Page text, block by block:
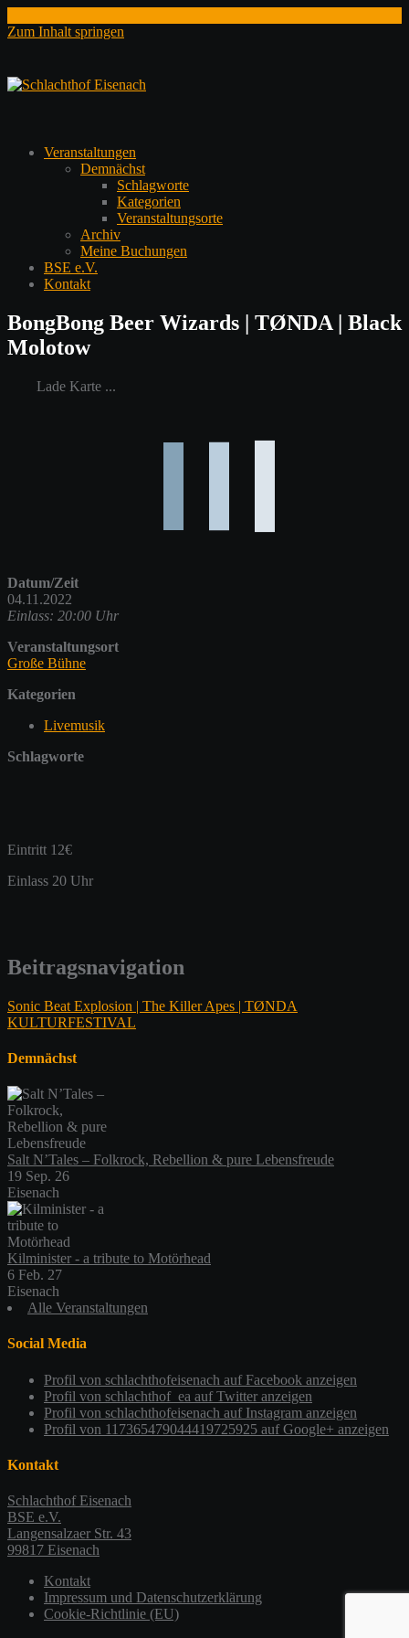
Zum Inhalt springen
Veranstaltungen
Demnächst
Schlagworte
Kategorien
Veranstaltungsorte
Archiv
Meine Buchungen
BSE e.V.
Kontakt
BongBong Beer Wizards | TØNDA | Black
Molotow
Lade Karte ...
Datum/Zeit
04.11.2022
Einlass: 20:00 Uhr
Veranstaltungsort
Große Bühne
Kategorien
Livemusik
Schlagworte
Eintritt 12€
Einlass 20 Uhr
Beitragsnavigation
Sonic Beat Explosion | The Killer Apes | TØNDA
KULTURFESTIVAL
Demnächst
Salt N’Tales – Folkrock, Rebellion & pure Lebensfreude
19 Sep. 26
Eisenach
Kilminister - a tribute to Motörhead
6 Feb. 27
Eisenach
Alle Veranstaltungen
Social Media
Profil von schlachthofeisenach auf Facebook anzeigen
Profil von schlachthof_ea auf Twitter anzeigen
Profil von schlachthofeisenach auf Instagram anzeigen
Profil von 117365479044419725925 auf Google+ anzeigen
Kontakt
Schlachthof Eisenach
BSE e.V.
Langensalzaer Str. 43
99817 Eisenach
Kontakt
Impressum und Datenschutzerklärung
Cookie-Richtlinie (EU)